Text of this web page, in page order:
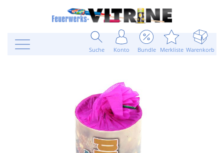
Suche Konto Bundle Merkliste Warenkorb